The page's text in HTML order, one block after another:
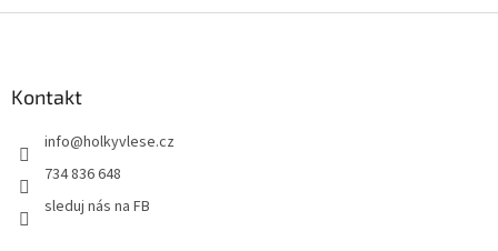
Kontakt
info@holkyvlese.cz
734 836 648
sleduj nás na FB